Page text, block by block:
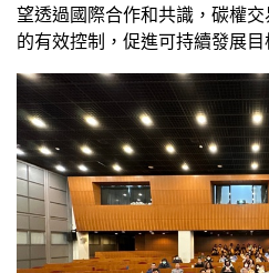
望透過國際合作和共識，碳權
的有效控制，促進可持續發展目